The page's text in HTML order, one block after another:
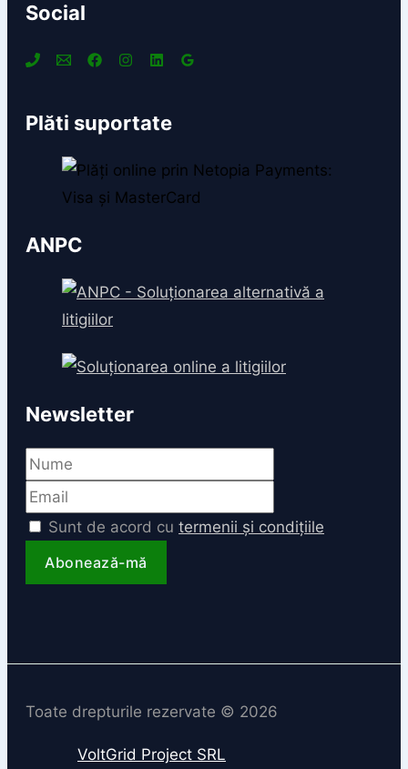
Social
Plăti suportate
ANPC
Newsletter
Sunt de acord cu termenii și condițiile
Toate drepturile rezervate © 2026
VoltGrid Project SRL